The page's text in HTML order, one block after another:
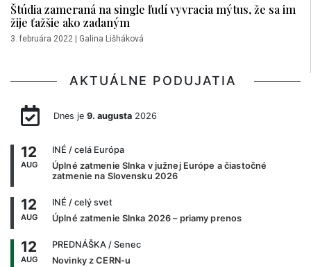
Štúdia zameraná na single ľudí vyvracia mýtus, že sa im
žije ťažšie ako zadaným
3. februára 2022 | Galina Lišháková
AKTUÁLNE PODUJATIA
Dnes je 9. augusta2026
12
AUG
INÉ / celá Európa
Úplné zatmenie Slnka v južnej Európe a čiastočné
zatmenie na Slovensku 2026
12
AUG
INÉ / celý svet
Úplné zatmenie Slnka 2026 – priamy prenos
12
AUG
PREDNÁŠKA / Senec
Novinky z CERN-u